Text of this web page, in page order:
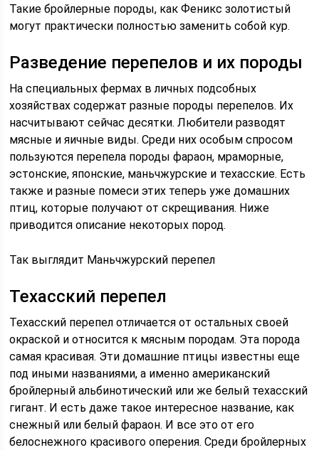
Такие бройлерные породы, как Феникс золотистый
могут практически полностью заменить собой кур.
Разведение перепелов и их породы
На специальных фермах в личных подсобных
хозяйствах содержат разные породы перепелов. Их
насчитывают сейчас десятки. Любители разводят
мясные и яичные виды. Среди них особым спросом
пользуются перепела породы фараон, мраморные,
эстонские, японские, маньчжурские и техасские. Есть
также и разные помеси этих теперь уже домашних
птиц, которые получают от скрещивания. Ниже
приводится описание некоторых пород.
Так выглядит Маньчжурский перепел
Техасский перепел
Техасский перепел отличается от остальных своей
окраской и относится к мясным породам. Эта порода
самая красивая. Эти домашние птицы известны еще
под иными названиями, а именно американский
бройлерный альбинотический или же белый техасский
гигант. И есть даже такое интересное название, как
снежный или белый фараон. И все это от его
белоснежного красивого оперения. Среди бройлерных